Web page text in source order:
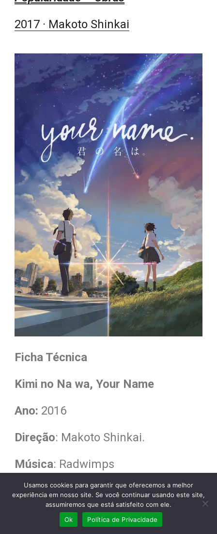
2017 · Makoto Shinkai
Ficha Técnica
Kimi no Na wa, Your Name
Ano: 2016
Direção: Makoto Shinkai.
Música: Radwimps
Duração:106 min.
Nacionalidade:Japão.
Usamos cookies para garantir que oferecemos a melhor
experiência em nosso site. Se você continuar usando este site,
assumiremos que está satisfeito com ele.
Ok
Política de Privacidade